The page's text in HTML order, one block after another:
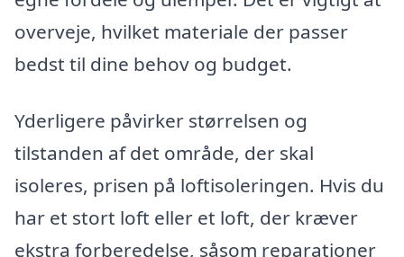
overveje, hvilket materiale der passer
bedst til dine behov og budget.
Yderligere påvirker størrelsen og
tilstanden af det område, der skal
isoleres, prisen på loftisoleringen. Hvis du
har et stort loft eller et loft, der kræver
ekstra forberedelse, såsom reparationer